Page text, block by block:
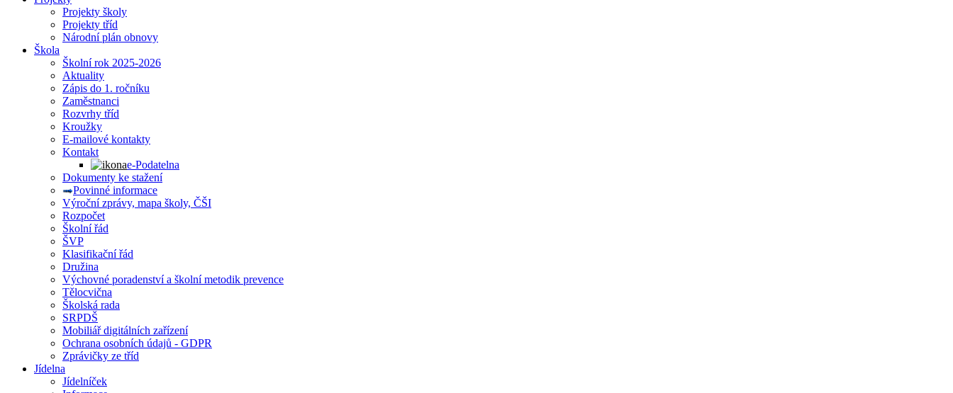
Projekty školy
Projekty tříd
Národní plán obnovy
Škola
Školní rok 2025-2026
Aktuality
Zápis do 1. ročníku
Zaměstnanci
Rozvrhy tříd
Kroužky
E-mailové kontakty
Kontakt
e-Podatelna
Dokumenty ke stažení
Povinné informace
Výroční zprávy, mapa školy, ČŠI
Rozpočet
Školní řád
ŠVP
Klasifikační řád
Družina
Výchovné poradenství a školní metodik prevence
Tělocvična
Školská rada
SRPDŠ
Mobiliář digitálních zařízení
Ochrana osobních údajů - GDPR
Zprávičky ze tříd
Jídelna
Jídelníček